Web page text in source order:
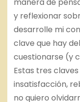
y reflexionar
desarrolle mi
clave que hay
cuestionarse (y
Estas tres
insatisfacción,
no quiero